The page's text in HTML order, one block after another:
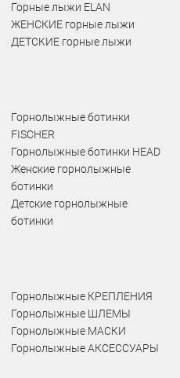
Горные лыжи ELAN
ЖЕНСКИЕ горные лыжи
ДЕТСКИЕ горные лыжи
Горнолыжные ботинки
FISCHER
Горнолыжные ботинки HEAD
Женские горнолыжные
ботинки
Детские горнолыжные
ботинки
Горнолыжные КРЕПЛЕНИЯ
Горнолыжные ШЛЕМЫ
Горнолыжные МАСКИ
Горнолыжные АКСЕССУАРЫ